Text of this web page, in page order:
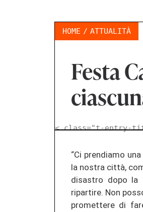
HOME ATTUALITÀ
Festa
< class="t-entry-
“Ci prendiamo
la nostra città,
disastro dopo la
ripartire. Non
promettere di